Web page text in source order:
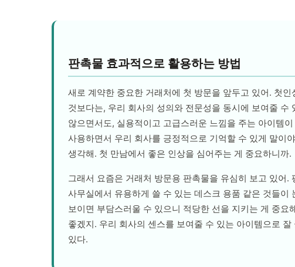
판촉물 효과적으로 활용하는 방법
새로 계약한 중요한 거래처에 첫 방문을 앞두고 있어. 첫
것보다는, 우리 회사의 성의와 전문성을 동시에 보여줄 수
않으면서도, 실용적이고 고급스러운 느낌을 주는 아이템
사용하면서 우리 회사를 긍정적으로 기억할 수 있게 말이
생각해. 첫 만남에서 좋은 인상을 심어주는 게 중요하니까.
그래서 요즘은 거래처 방문용 판촉물을 유심히 보고 있어
사무실에서 유용하게 쓸 수 있는 데스크 용품 같은 것들
보이면 부담스러울 수 있으니 적당한 선을 지키는 게 중
좋겠지. 우리 회사의 센스를 보여줄 수 있는 아이템으로
있다.